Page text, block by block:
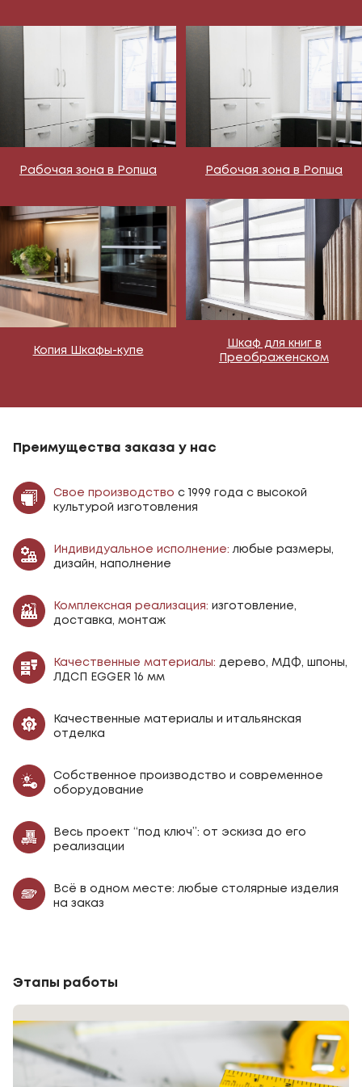
Рабочая зона в Ропша Рабочая зона в Ропша
Копия Шкафы-купе
Шкаф для книг в
Преображенском
Преимущества заказа у нас
Свое производство с 1999 года с высокой
культурой изготовления
Индивидуальное исполнение: любые размеры,
дизайн, наполнение
Комплексная реализация: изготовление,
доставка, монтаж
Качественные материалы: дерево, МДФ, шпоны,
ЛДСП EGGER 16 мм
Качественные материалы и итальянская
отделка
Собственное производство и современное
оборудование
Весь проект “под ключ”: от эскиза до его
реализации
Всё в одном месте: любые столярные изделия
на заказ
Этапы работы